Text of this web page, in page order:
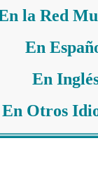
la Red
En
En
En Otros